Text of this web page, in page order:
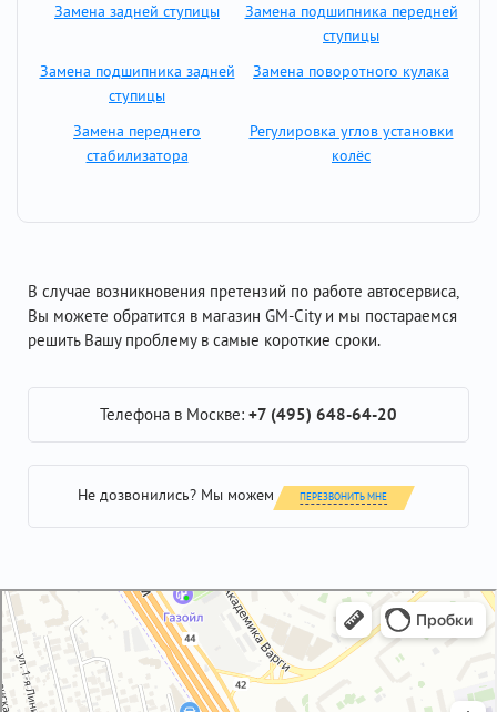
Замена задней ступицы
Замена подшипника передней
ступицы
Замена подшипника задней
ступицы
Замена поворотного кулака
Замена переднего
стабилизатора
Регулировка углов установки
колёс
В случае возникновения претензий по работе автосервиса,
Вы можете обратится в магазин GM-City и мы постараемся
решить Вашу проблему в самые короткие сроки.
Телефона в Москве: +7 (495) 648-64-20
Не дозвонились? Мы можем ПЕРЕЗВОНИТЬ МНЕ
GM-City&VAG-Repair
Автосервис, автотехцентр в Москве
Магазин автозапчастей и автотоваров в Москве